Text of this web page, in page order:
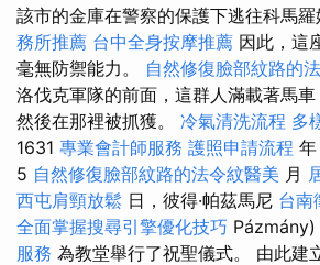
該市的金庫在警察的保護下逃往科馬羅
務所推薦 台中全身按摩推薦 因此，這
毫無防禦能力。 自然修復臉部紋路的
洛伐克軍隊的前面，這群人滿載著馬車
然後在那裡被抓獲。 冷氣清洗流程 多
1631 專業會計師服務 護照申請流程 年
5 自然修復臉部紋路的法令紋醫美 月
西屯肩頸放鬆 日，彼得·帕茲馬尼 台南
全面掌握搜尋引擎優化技巧 Pázmány)
服務 為教堂舉行了祝聖儀式。 由此建